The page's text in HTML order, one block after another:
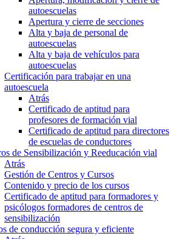
autoescuelas
Apertura y cierre de secciones
Alta y baja de personal de
autoescuelas
Alta y baja de vehículos para
autoescuelas
Certificación para trabajar en una
autoescuela
Atrás
Certificado de aptitud para
profesores de formación vial
Certificado de aptitud para directores
de escuelas de conductores
de Sensibilización y Reeducación vial
Atrás
Gestión de Centros y Cursos
Contenido y precio de los cursos
Certificado de aptitud para formadores y
psicólogos formadores de centros de
sensibilización
de conducción segura y eficiente